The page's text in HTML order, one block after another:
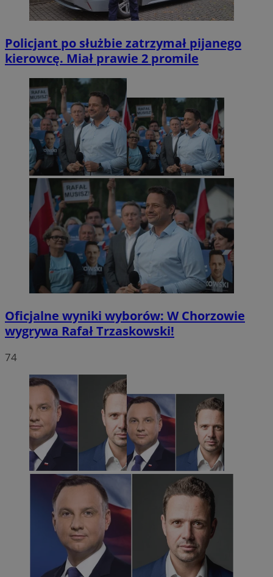
Policjant po służbie zatrzymał pijanego
kierowcę. Miał prawie 2 promile
Oficjalne wyniki wyborów: W Chorzowie
wygrywa Rafał Trzaskowski!
74